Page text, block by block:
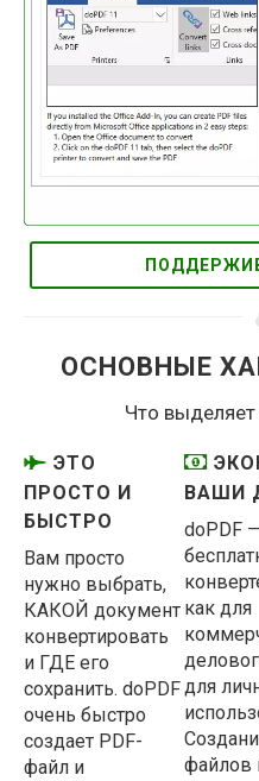
ОСНОВНЫЕ
Что
ЭТО
ПРОСТО И
БЫСТРО
Вам просто
нужно выбрать,
КАКОЙ документ
конвертировать
и ГДЕ его
сохранить. doPDF
очень быстро
создает PDF-
файл и
ВАШИ
doPDF
как для
для
файлов